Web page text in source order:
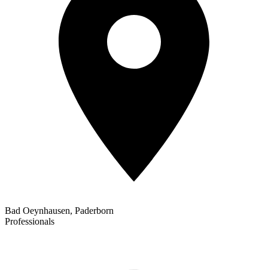
Bad Oeynhausen, Paderborn
Professionals